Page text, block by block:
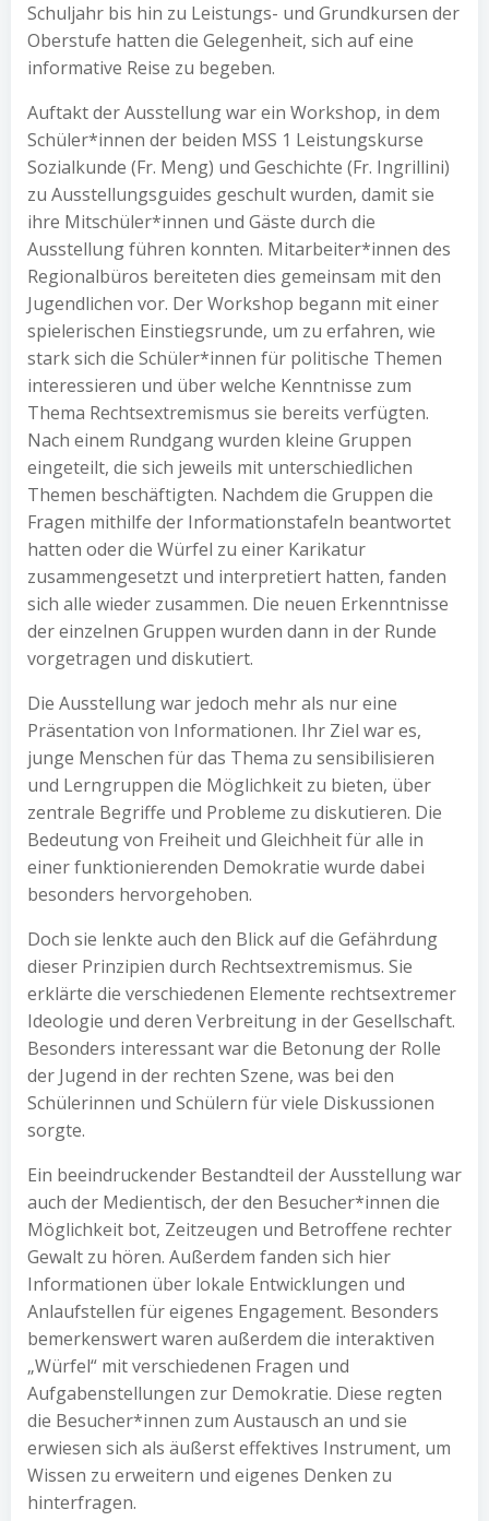
Schuljahr bis hin zu Leistungs- und Grundkursen der
Oberstufe hatten die Gelegenheit, sich auf eine
informative Reise zu begeben.
Auftakt der Ausstellung war ein Workshop, in dem
Schüler*innen der beiden MSS 1 Leistungskurse
Sozialkunde (Fr. Meng) und Geschichte (Fr. Ingrillini)
zu Ausstellungsguides geschult wurden, damit sie
ihre Mitschüler*innen und Gäste durch die
Ausstellung führen konnten. Mitarbeiter*innen des
Regionalbüros bereiteten dies gemeinsam mit den
Jugendlichen vor. Der Workshop begann mit einer
spielerischen Einstiegsrunde, um zu erfahren, wie
stark sich die Schüler*innen für politische Themen
interessieren und über welche Kenntnisse zum
Thema Rechtsextremismus sie bereits verfügten.
Nach einem Rundgang wurden kleine Gruppen
eingeteilt, die sich jeweils mit unterschiedlichen
Themen beschäftigten. Nachdem die Gruppen die
Fragen mithilfe der Informationstafeln beantwortet
hatten oder die Würfel zu einer Karikatur
zusammengesetzt und interpretiert hatten, fanden
sich alle wieder zusammen. Die neuen Erkenntnisse
der einzelnen Gruppen wurden dann in der Runde
vorgetragen und diskutiert.
Die Ausstellung war jedoch mehr als nur eine
Präsentation von Informationen. Ihr Ziel war es,
junge Menschen für das Thema zu sensibilisieren
und Lerngruppen die Möglichkeit zu bieten, über
zentrale Begriffe und Probleme zu diskutieren. Die
Bedeutung von Freiheit und Gleichheit für alle in
einer funktionierenden Demokratie wurde dabei
besonders hervorgehoben.
Doch sie lenkte auch den Blick auf die Gefährdung
dieser Prinzipien durch Rechtsextremismus. Sie
erklärte die verschiedenen Elemente rechtsextremer
Ideologie und deren Verbreitung in der Gesellschaft.
Besonders interessant war die Betonung der Rolle
der Jugend in der rechten Szene, was bei den
Schülerinnen und Schülern für viele Diskussionen
sorgte.
Ein beeindruckender Bestandteil der Ausstellung war
auch der Medientisch, der den Besucher*innen die
Möglichkeit bot, Zeitzeugen und Betroffene rechter
Gewalt zu hören. Außerdem fanden sich hier
Informationen über lokale Entwicklungen und
Anlaufstellen für eigenes Engagement. Besonders
bemerkenswert waren außerdem die interaktiven
„Würfel“ mit verschiedenen Fragen und
Aufgabenstellungen zur Demokratie. Diese regten
die Besucher*innen zum Austausch an und sie
erwiesen sich als äußerst effektives Instrument, um
Wissen zu erweitern und eigenes Denken zu
hinterfragen.